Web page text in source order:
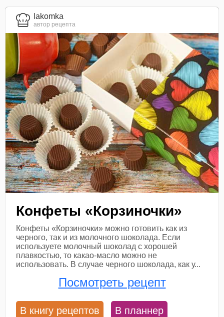
lakomka
автор рецепта
Конфеты «Корзиночки»
Конфеты «Корзиночки» можно готовить как из
черного, так и из молочного шоколада. Если
используете молочный шоколад с хорошей
плавкостью, то какао-масло можно не
использовать. В случае черного шоколада, как у...
Посмотреть рецепт
В книгу рецептов В планнер